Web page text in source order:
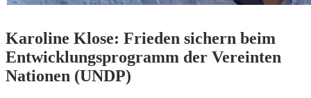
Karoline Klose: Frieden sichern beim
Entwicklungsprogramm der Vereinten
Nationen (UNDP)